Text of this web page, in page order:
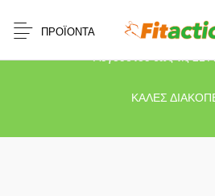
Το κατάστημα μας θα παραμείνει
Αυγούστου έως τις 21
ΚΑΛΕΣ
ΠΡΟΪΌΝΤΑ